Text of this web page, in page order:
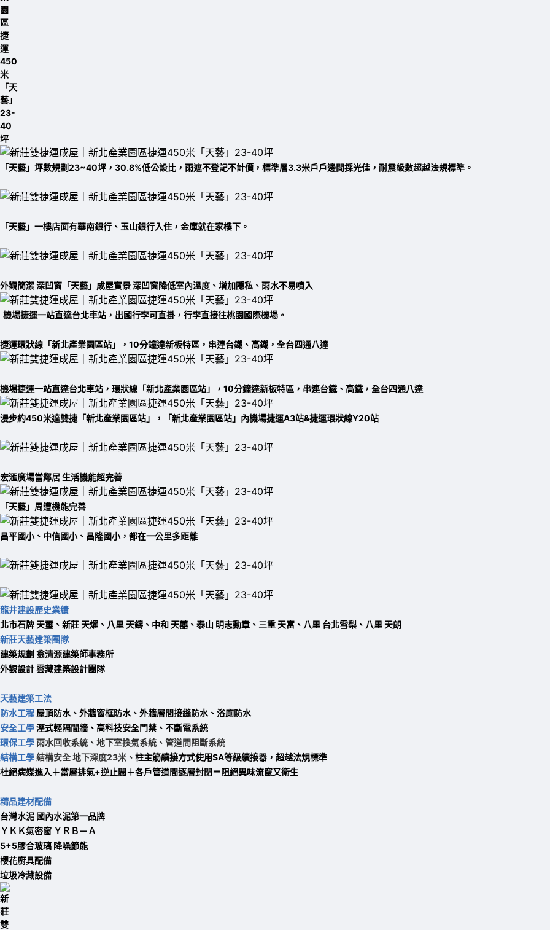
「天藝」坪數規劃23~40坪，30.8%低公設比，雨遮不登記不計價，標準層3.3米戶戶邊間採光佳，耐震級數超越法規標準。
「天藝」一樓店面有華南銀行、玉山銀行入住，金庫就在家樓下。
外觀簡潔 深凹窗「天藝」成屋實景 深凹窗降低室內溫度、增加隱私、雨水不易噴入
機場捷運一站直達台北車站，出國行李可直掛，行李直接往桃園國際機場。
捷運環狀線「新北產業園區站」，10分鐘達新板特區，串連台鐵、高鐵，全台四通八達
機場捷運一站直達台北車站，環狀線「新北產業園區站」，10分鐘達新板特區，串連台鐵、高鐵，全台四通八達
漫步約450米達雙捷「新北產業園區站」，「新北產業園區站」內機場捷運A3站&捷運環狀線Y20站
宏滙廣場當鄰居 生活機能超完善
「天藝」周遭機能完善
昌平國小、中信國小、昌隆國小，都在一公里多距離
龍井建設歷史業績
北市石牌 天璽、 新莊 天燿、 八里 天鑄、 中和 天囍、 泰山 明志勳章、 三重 天富、 八里 台北雪梨、 八里 天朗
新莊天藝建築團隊
建築規劃 翁清源建築師事務所
外觀設計 雲藏建築設計團隊
天藝建築工法
防水工程 屋頂防水、外牆窗框防水、外牆層間接縫防水、浴廁防水
安全工學溼式輕隔間牆、高科技安全門禁、不斷電系統
環保工學雨水回收系統、地下室換氣系統、管道間阻斷系統
結構工學結構安全 地下深度23米、 柱主筋續接方式使用SA等級續接器，超越法規標準
杜絕病媒進入＋當層排氣+逆止閥＋各戶管道間逐層封閉＝阻絕異味流竄又衛生
精品建材配備
台灣水泥 國內水泥第一品牌
ＹＫＫ氣密窗 ＹＲＢ－Ａ
5+5膠合玻璃 降噪節能
櫻花廚具配備
垃圾冷藏設備